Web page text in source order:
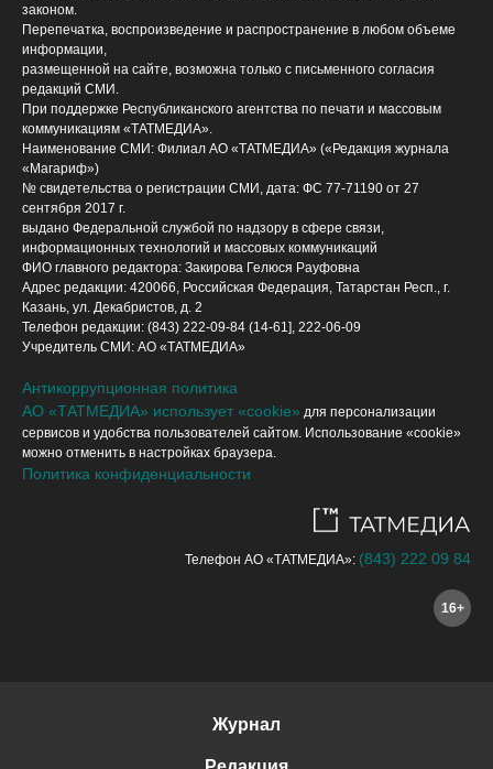
законом.
Перепечатка, воспроизведение и распространение в любом объеме
информации,
размещенной на сайте, возможна только с письменного согласия
редакций СМИ.
При поддержке Республиканского агентства по печати и массовым
коммуникациям «ТАТМЕДИА».
Наименование СМИ: Филиал АО «ТАТМЕДИА» («Редакция журнала
«Магариф»)
№ свидетельства о регистрации СМИ, дата: ФС 77-71190 от 27
сентября 2017 г.
выдано Федеральной службой по надзору в сфере связи,
информационных технологий и массовых коммуникаций
ФИО главного редактора: Закирова Гелюся Рауфовна
Адрес редакции: 420066, Российская Федерация, Татарстан Респ., г.
Казань, ул. Декабристов, д. 2
Телефон редакции: (843) 222-09-84 (14-61], 222-06-09
Учредитель СМИ: АО «ТАТМЕДИА»
Антикоррупционная политика
АО «ТАТМЕДИА» использует «cookie» для персонализации
сервисов и удобства пользователей сайтом. Использование «cookie»
можно отменить в настройках браузера.
Политика конфиденциальности
Телефон АО «ТАТМЕДИА»: (843) 222 09 84
16+
Журнал